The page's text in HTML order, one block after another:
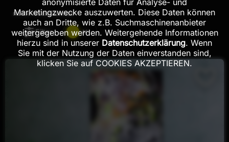
FILTER:193 ERGEBNISSE
Filter
anonymisierte Daten für Analyse- und
Marketingzwecke auszuwerten. Diese Daten können
auch an Dritte, wie z.B. Suchmaschinenanbieter
weitergegeben werden. Weitergehende Informationen
hierzu sind in unserer Datenschutzerklärung. Wenn
Sie mit der Nutzung der Daten einverstanden sind,
klicken Sie auf COOKIES AKZEPTIEREN.